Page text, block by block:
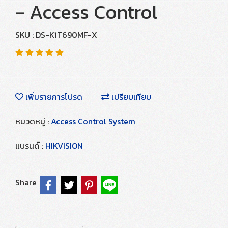
- Access Control
SKU : DS-K1T690MF-X
เพิ่มรายการโปรด
เปรียบเทียบ
หมวดหมู่ :Access Control System
แบรนด์ : HIKVISION
Share